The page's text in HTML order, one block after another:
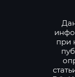
при